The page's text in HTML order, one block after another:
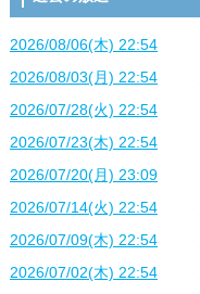
2026/08/06(木) 22:54
2026/08/03(月) 22:54
2026/07/28(火) 22:54
2026/07/23(木) 22:54
2026/07/20(月) 23:09
2026/07/14(火) 22:54
2026/07/09(木) 22:54
2026/07/02(木) 22:54